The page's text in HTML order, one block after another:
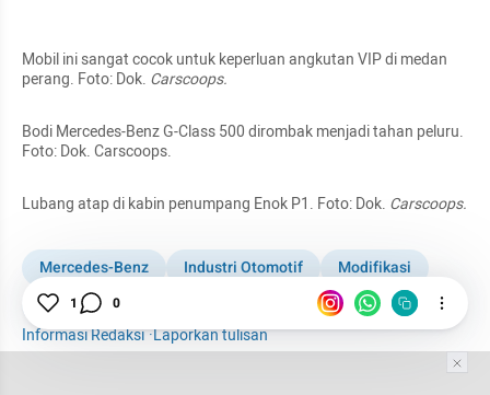
Mobil ini sangat cocok untuk keperluan angkutan VIP di medan
perang. Foto: Dok. Carscoops.
Bodi Mercedes-Benz G-Class 500 dirombak menjadi tahan peluru.
Foto: Dok. Carscoops.
Lubang atap di kabin penumpang Enok P1. Foto: Dok. Carscoops.
Mercedes-Benz Industri Otomotif
Modifikasi
Jerman
Informasi Redaksi·Laporkan tulisan
1 0